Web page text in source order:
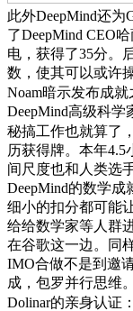
此外DeepMind还
了DeepMind CEO
电，获得了35分。
数，使其可以或许
Noam暗示发布成
DeepMind高级科学
秘搞工作也就算了，
历获得牌。本年
间尺度也和人类选
DeepMind的数学
细小的扣分都可能
给给数学家等人群
在谷歌这一边。同
IMO合做不是到邀
成，包罗并行思维
Dolinar的亲身认证：